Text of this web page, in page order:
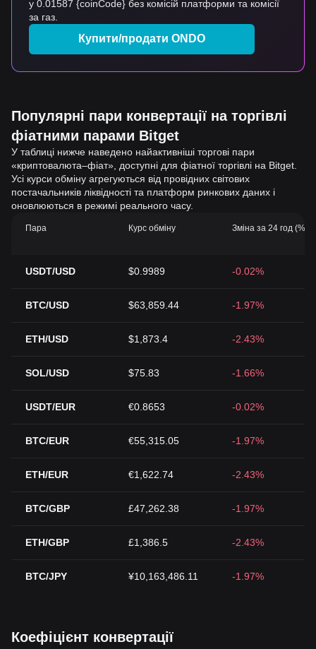
у 0.01587 {coinCode} без комісій платформи та комісії
за газ.
Купити/продати ONDO
Популярні пари конвертації на торгівлі
фіатними парами Bitget
У таблиці нижче наведено найактивніші торгові пари
«криптовалюта–фіат», доступні для фіатної торгівлі на Bitget.
Усі курси обміну агрегуються від провідних світових
постачальників ліквідності та платформ ринкових даних і
оновлюються в режимі реального часу.
Пара Курс обміну Зміна за 24 год (%)
USDT/USD $0.9989 -0.02%
BTC/USD $63,859.44 -1.97%
ETH/USD $1,873.4 -2.43%
SOL/USD $75.83 -1.66%
USDT/EUR €0.8653 -0.02%
BTC/EUR €55,315.05 -1.97%
ETH/EUR €1,622.74 -2.43%
BTC/GBP £47,262.38 -1.97%
ETH/GBP £1,386.5 -2.43%
BTC/JPY ¥10,163,486.11 -1.97%
Коефіцієнт конвертації